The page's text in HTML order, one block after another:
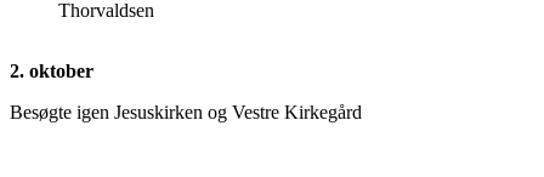
Thorvaldsen
2. oktober
Besøgte igen Jesuskirken og Vestre Kirkegård